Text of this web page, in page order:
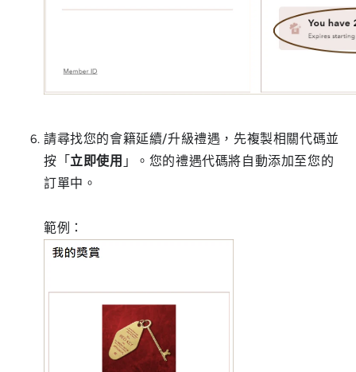
請尋找您的會籍延續/升級禮遇，先複製相關代碼並
按「立即使用 」。您的禮遇代碼將自動添加至您的
訂單中。
範例：